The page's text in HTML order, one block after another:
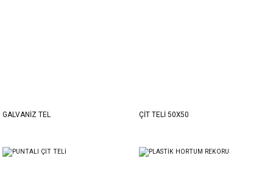
GALVANİZ TEL ÇİT TELİ 50X50